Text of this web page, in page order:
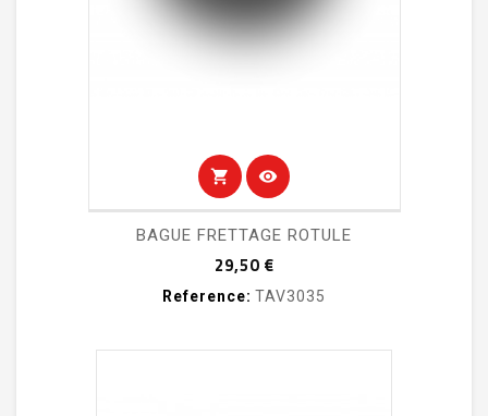
shopping_cart visibility
BAGUE FRETTAGE ROTULE
29,50 €Prix
Reference: TAV3035